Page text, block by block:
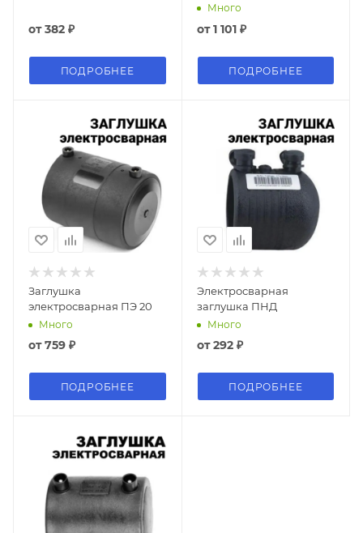
от382 ₽
ПОДРОБНЕЕ
Много
от1 101 ₽
ПОДРОБНЕЕ
Заглушка
электросварная ПЭ 20
Много
от759 ₽
ПОДРОБНЕЕ
Электросварная
заглушка ПНД
Много
от292 ₽
ПОДРОБНЕЕ